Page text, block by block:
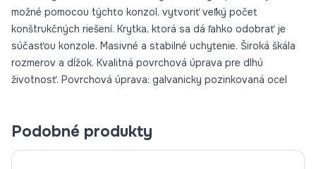
možné pomocou týchto konzol, vytvoriť veľký počet
konštrukčných riešení. Krytka, ktorá sa dá ľahko odobrať je
súčasťou konzole. Masivné a stabilné uchytenie. Široká škála
rozmerov a dĺžok. Kvalitná povrchová úprava pre dlhú
životnosť. Povrchová úprava: galvanicky pozinkovaná ocel
Podobné produkty